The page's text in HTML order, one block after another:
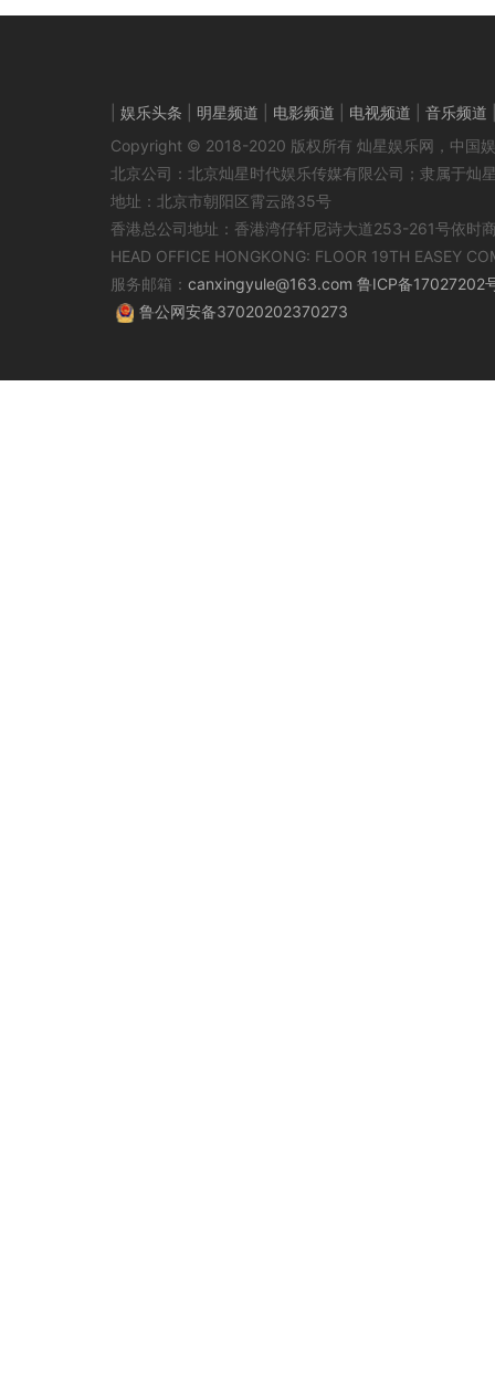
娱乐头条 明星频道 电影频道 电视频道 音乐频道
Copyright © 2018-2020 版权所有 灿星娱乐网，中国
北京公司：北京灿星时代娱乐传媒有限公司；隶属于灿
地址：北京市朝阳区霄云路35号
香港总公司地址：香港湾仔轩尼诗大道253-261号依时
HEAD OFFICE HONGKONG: FLOOR 19TH EASEY
服务邮箱： canxingyule@163.com 鲁ICP备17027202
鲁公网安备37020202370273